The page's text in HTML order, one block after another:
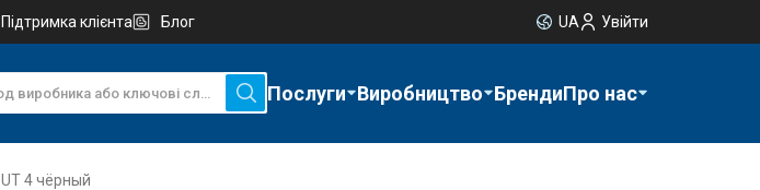
Підтримка клієнта Блог UA Увійти
Послуги Виробництво БрендиПро нас
UT 4 чёрный